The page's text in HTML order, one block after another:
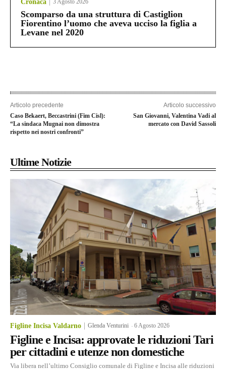
Cronaca
Scomparso da una struttura di Castiglion
Fiorentino l’uomo che aveva ucciso la figlia a
Levane nel 2020
Articolo precedente
Caso Bekaert, Beccastrini (Fim Cisl):
“La sindaca Mugnai non dimostra
rispetto nei nostri confronti”
Articolo successivo
San Giovanni, Valentina Vadi al
mercato con David Sassoli
Ultime Notizie
Figline Incisa Valdarno Glenda Venturini -6 Agosto 2026
Figline e Incisa: approvate le riduzioni Tari
per cittadini e utenze non domestiche
Via libera nell’ultimo Consiglio comunale di Figline e Incisa alle riduzioni